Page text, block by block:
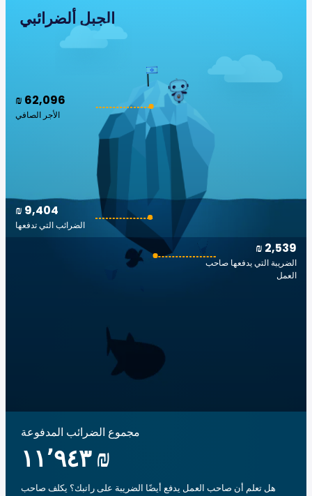
الجبل ألضرائبي
₪ 62,096
الأجر الصافي
₪ 2,539
الضريبة التي يدفعها صاحب
العمل
₪ 9,404
الضرائب التي تدفعها
مجموع الضرائب المدفوعة
‏١١٬٩٤٣ ₪
هل تعلم أن صاحب العمل يدفع أيضًا الضريبة على راتبك؟ يكلف صاحب